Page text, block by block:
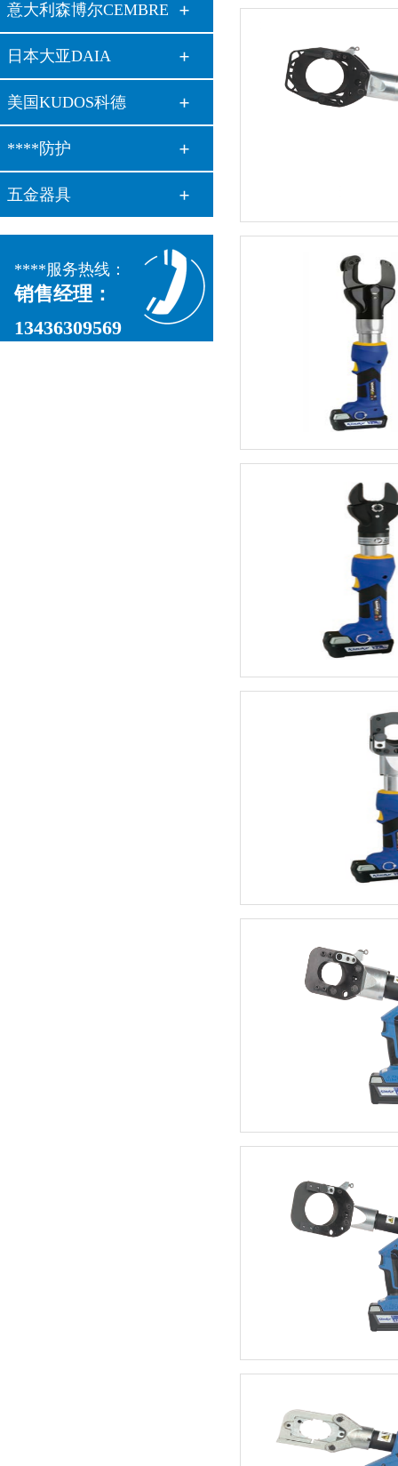
意大利森博尔CEMBRE
日本大亚DAIA
美国KUDOS科德
****防护
五金器具
****服务热线：
销售经理：
13436309569